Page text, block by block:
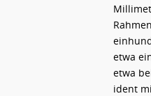
etwa
etwa
ident